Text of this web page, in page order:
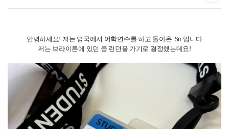
안녕하세요! 저는 영국에서 어학연수를 하고 돌아온 Su 입니다
저는 브라이튼에 있던 중 런던을 가기로 결정했는데요!
그 이유는 제가 원래 서울사람(?)이었기도 하고 생각보다 브라이튼이 너무
원래는 브라이튼에 6개월을 머무를 예정이였지만,
계획을 바꿔서 런던으로
가기로 결정했답니다!
런던에도 LSI어학원이 있어서 약간의 어학원 이동 수수료를 지불후, 쉽게 이